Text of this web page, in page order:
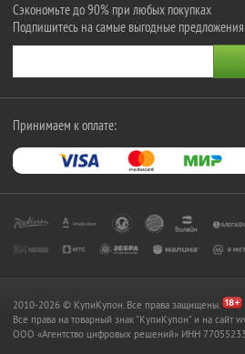
Сэкономьте до 90% при любых покупках
Подпишитесь на самые выгодные предложения
Принимаем к оплате:
2010-2026 © КупиКупон. Все права защищены.
Все права на товарный знак "КупиКупон" и на сайт
OOO «Агентство цифровых решений» ИНН